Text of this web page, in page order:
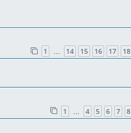
1 14 15 16 17 18
1 4 5 6 7 8